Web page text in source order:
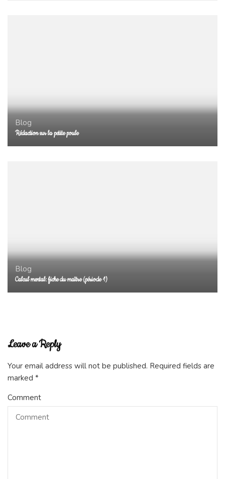
Blog
Rédaction sur la petite poule
Blog
Calcul mental: fiche du maître (période 1)
Leave a Reply
Your email address will not be published. Required fields are
marked *
Comment